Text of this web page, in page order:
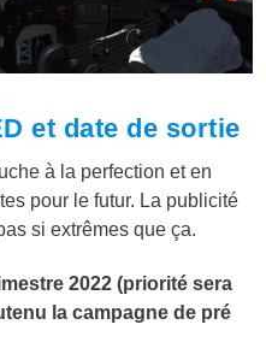
et date de sortie
à la perfection et en
pour le futur. La publicité
si extrêmes que ça.
2022 (priorité sera
la campagne de pré